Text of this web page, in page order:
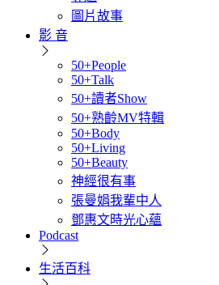
圖片故事
影 音
50+People
50+Talk
50+讀者Show
50+熟齡MV特輯
50+Body
50+Living
50+Beauty
神經很有事
張曼娟我輩中人
鄧惠文時光心蘊
Podcast
生活百科